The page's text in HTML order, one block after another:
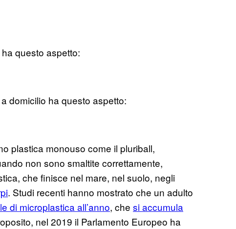
questo aspetto:
domicilio ha questo aspetto:
plastica monouso come il pluriball,
non sono smaltite correttamente,
che finisce nel mare, nel suolo, negli
. Studi recenti hanno mostrato che un adulto
di microplastica all’anno, che si accumula
nel 2019 il Parlamento Europeo ha